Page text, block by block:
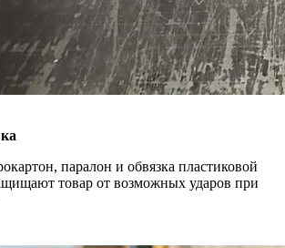
паралон и обвязка пластиковой
товар от возможных ударов при